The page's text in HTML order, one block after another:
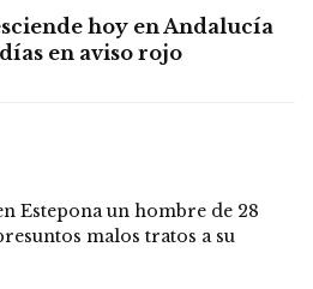
hoy en Andalucía
en aviso rojo
Estepona un hombre de 28
malos tratos a su